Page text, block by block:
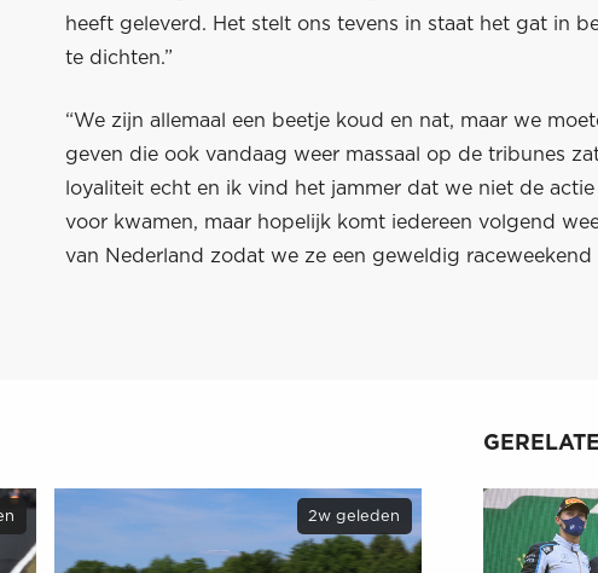
heeft geleverd. Het stelt ons tevens in staat het gat in
te dichten.”
“We zijn allemaal een beetje koud en nat, maar we
geven die ook vandaag weer massaal op de tribunes
loyaliteit echt en ik vind het jammer dat we niet de
voor kwamen, maar hopelijk komt iedereen volgend
van Nederland zodat we ze een geweldig raceweekend
2w geleden